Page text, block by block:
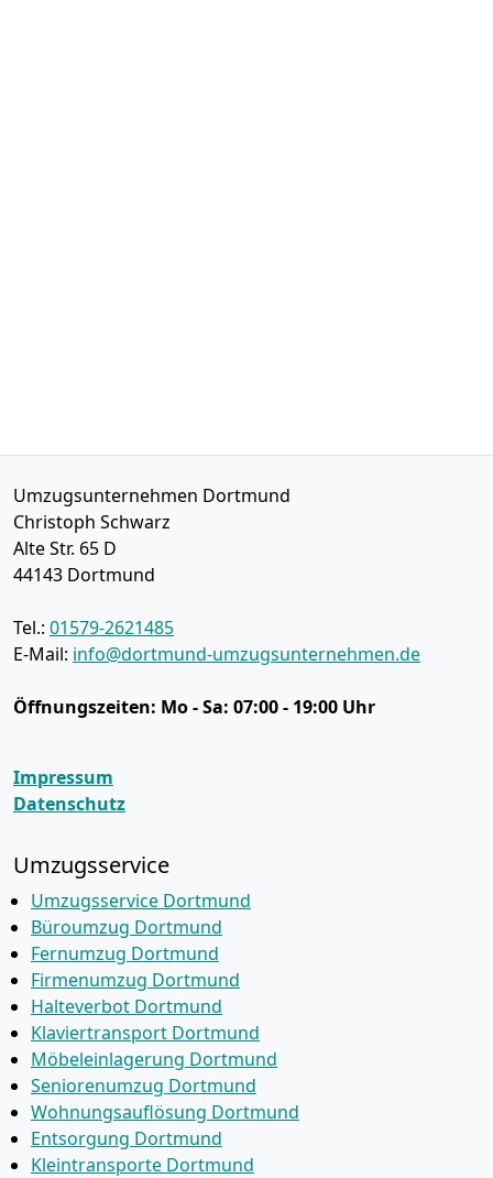
Umzugsunternehmen Dortmund
Christoph Schwarz
Alte Str. 65 D
44143 Dortmund
Tel.: 01579-2621485
E-Mail: info@dortmund-umzugsunternehmen.de
Öffnungszeiten: Mo - Sa: 07:00 - 19:00 Uhr
Impressum
Datenschutz
Umzugsservice
Umzugsservice Dortmund
Büroumzug Dortmund
Fernumzug Dortmund
Firmenumzug Dortmund
Halteverbot Dortmund
Klaviertransport Dortmund
Möbeleinlagerung Dortmund
Seniorenumzug Dortmund
Wohnungsauflösung Dortmund
Entsorgung Dortmund
Kleintransporte Dortmund